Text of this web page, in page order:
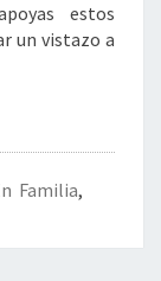
estos
un vistazo a
Familia,